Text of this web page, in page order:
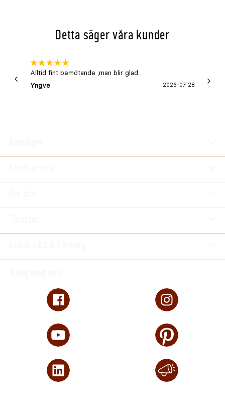
Detta säger våra kunder
Alltid fint bemötande ,man blir glad .
Yngve
2026-07-28